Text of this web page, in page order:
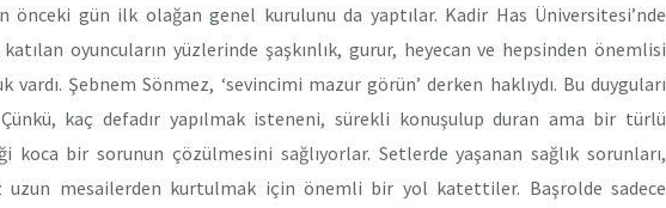
önceki gün ilk olağan genel kurulunu da yaptılar. Kadir Has Üniversitesi’nde
oyuncuların yüzlerinde şaşkınlık, gurur, heyecan ve hepsinden önemlisi
Şebnem Sönmez, ‘sevincimi mazur görün’ derken haklıydı. Bu duyguları
kaç defadır yapılmak isteneni, sürekli konuşulup duran ama bir türlü
koca bir sorunun çözülmesini sağlıyorlar. Setlerde yaşanan sağlık sorunları,
uzun mesailerden kurtulmak için önemli bir yol katettiler. Başrolde sadece